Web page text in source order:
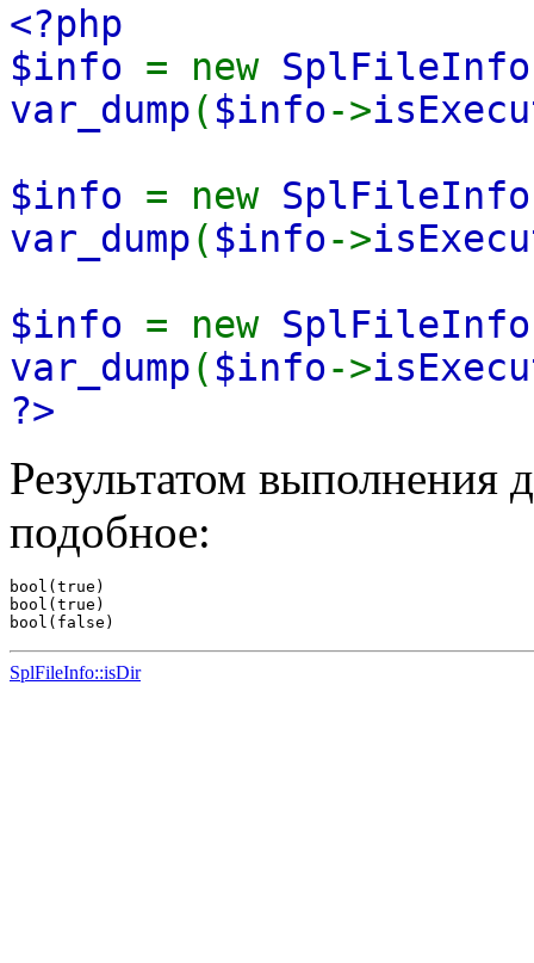
<?php
$info = new SplFileInfo
var_dump( $info->
$info = new SplFileInfo
var_dump( $info->
$info = new SplFileInfo
var_dump( $info->
?>
Результатом выполнения
подобное:
bool(true)
bool(true)
SplFileInfo::isDir